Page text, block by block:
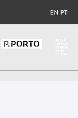
EN PT